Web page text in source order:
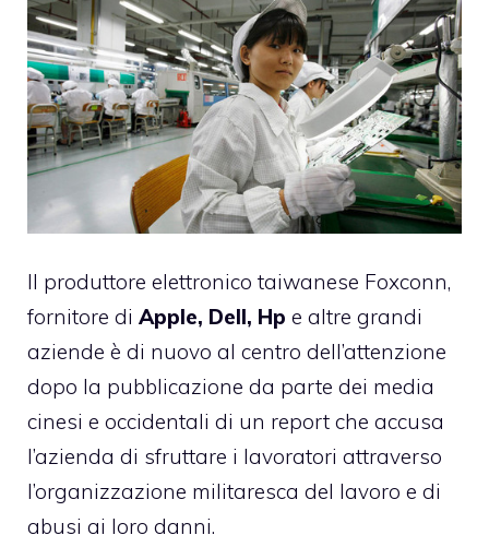
Il produttore elettronico taiwanese Foxconn,
fornitore di Apple, Dell, Hp e altre grandi
aziende è di nuovo al centro dell’attenzione
dopo la pubblicazione da parte dei media
cinesi e occidentali di un report che accusa
l’azienda di sfruttare i lavoratori attraverso
l’organizzazione militaresca del lavoro e di
abusi ai loro danni.